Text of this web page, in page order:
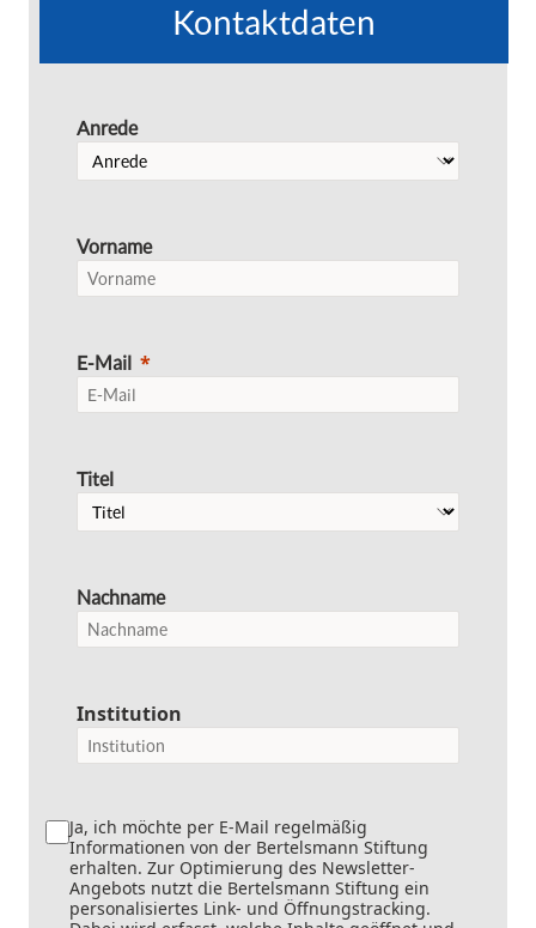
Kontaktdaten
Anrede
Vorname
E-Mail
Titel
Nachname
Institution
Ja, ich möchte per E-Mail regelmäßig
Informationen von der Bertelsmann Stiftung
erhalten. Zur Optimierung des Newsletter-
Angebots nutzt die Bertelsmann Stiftung ein
personalisiertes Link- und Öffnungstracking.